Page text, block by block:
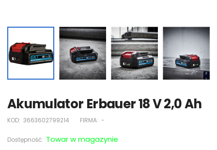
Akumulator Erbauer 18 V 2,0 Ah
KOD: 3663602799214 FIRMA: -
Dostępność: Towar w magazynie